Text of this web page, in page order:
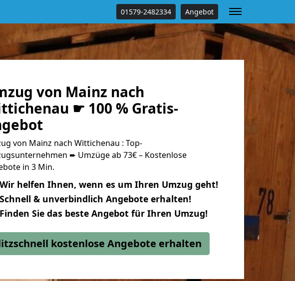
01579-2482334 Angebot
von Mainz nach
☛ 100 % Gratis-
von Mainz nach Wittichenau : Top-
➨ Umzüge ab 73€ – Kostenlose
in 3 Min.
Wir helfen Ihnen, wenn es um Ihren Umzug geht!
Schnell & unverbindlich Angebote erhalten!
Finden Sie das beste Angebot für Ihren Umzug!
kostenlose Angebote erhalten